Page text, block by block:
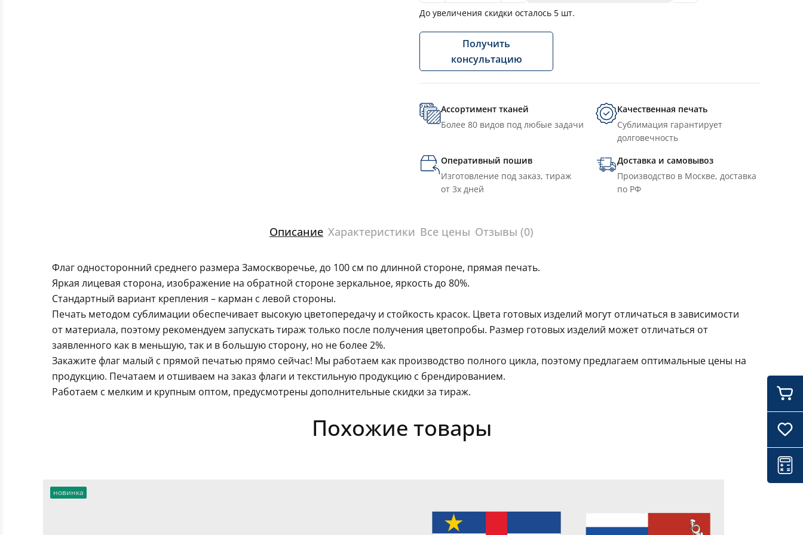
До увеличения скидки осталось 5 шт.
Получить
консультацию
Ассортимент тканей
Более 80 видов под любые задачи
Качественная печать
Сублимация гарантирует
долговечность
Оперативный пошив
Изготовление под заказ, тираж
от 3х дней
Доставка и самовывоз
Производство в Москве, доставка
по РФ
Описание Характеристики Все цены Отзывы (0)
Флаг односторонний среднего размера Замоскворечье, до 100 см по длинной стороне, прямая печать.
Яркая лицевая сторона, изображение на обратной стороне зеркальное, яркость до 80%.
Стандартный вариант крепления – карман с левой стороны.
Печать методом сублимации обеспечивает высокую цветопередачу и стойкость красок. Цвета готовых изделий могут отличаться в зависимости
от материала, поэтому рекомендуем запускать тираж только после получения цветопробы. Размер готовых изделий может отличаться от
заявленного как в меньшую, так и в большую сторону, но не более 2%.
Закажите флаг малый с прямой печатью прямо сейчас! Мы работаем как производство полного цикла, поэтому предлагаем оптимальные цены на
продукцию. Печатаем и отшиваем на заказ флаги и текстильную продукцию с брендированием.
Работаем с мелким и крупным оптом, предусмотрены дополнительные скидки за тираж.
Похожие товары
новинка